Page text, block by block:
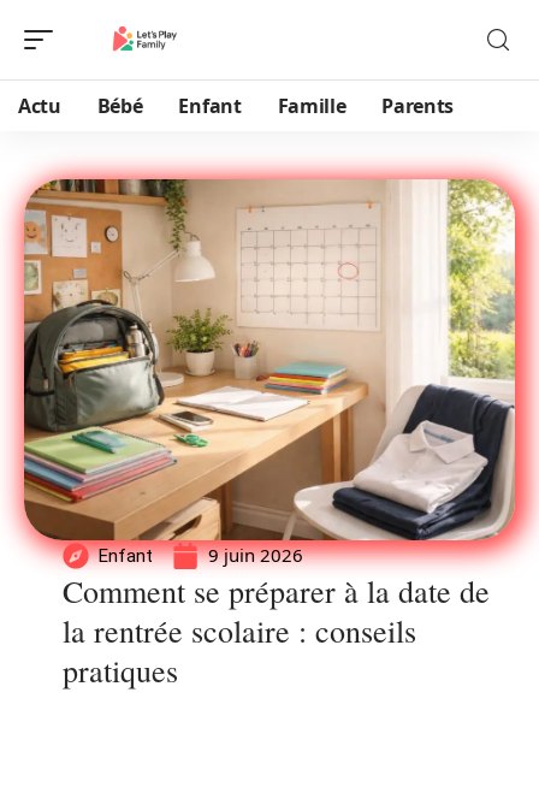
Actu Bébé Enfant Famille Parents
Enfant 9 juin 2026
Comment se préparer à la date de
la rentrée scolaire : conseils
pratiques